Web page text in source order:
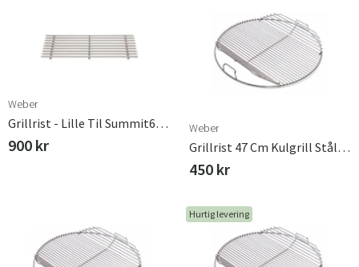
Weber
Grillrist - Lille Til Summit650/670 - Rustfrit Stål
900 kr
Weber
Grillrist 47 Cm Kulgrill Stål Weber
450 kr
Hurtig levering